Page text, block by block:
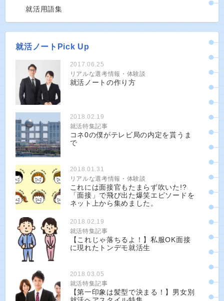
就活用語集
就活ノートPick Up
2017.06.25
リアルな選考情報・体験談
就活ノートの作り方
2018.02.19
就活特集記事
コネ0の僕がテレビ局の内定を貰うま
で
2018.01.31
リアルな選考情報・体験談
これには面接官もたまらず吹いた!?
「面接」で飛び出た爆笑エピソードを
ネット上から集めました。
2018.02.19
就活特集記事
【これじゃ落ちるよ！】私服OK面接
に現れたトンデモ就活生
2018.03.05
就活特集記事
【第一印象は髪型で決まる！】男女別